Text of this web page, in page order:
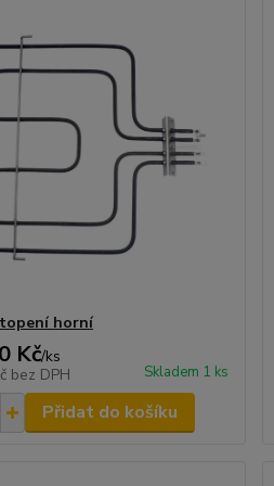
horní
Kč/ks
bez DPH Skladem 1 ks
Přidat do košíku